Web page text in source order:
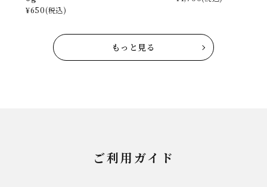
¥650(税込)
もっと見る
ご利用ガイド